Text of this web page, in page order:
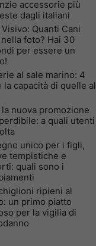
accessorie più
dagli italiani
Quanti Cani
foto? Hai 30
per essere un
al sale marino: 4
la capacità di quelle al
la nuova promozione
a quali utenti
unico per i figli,
tempistiche e
quali sono i
ripieni al
un primo piatto
per la vigilia di